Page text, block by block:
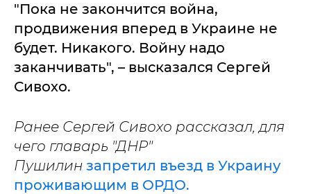
"Пока не закончится война,
продвижения вперед в Украине не
будет. Никакого. Войну надо
заканчивать", – высказался Сергей
Сивохо.
Ранее Сергей Сивохо рассказал, для
чего главарь "ДНР"
Пушилин запретил въезд в Украину
проживающим в ОРДО.